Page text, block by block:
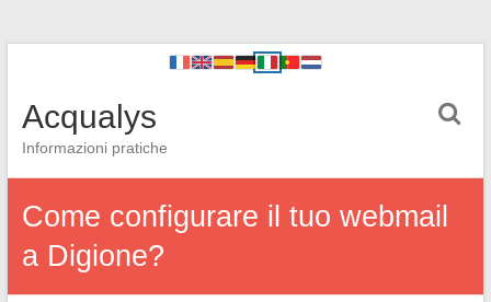
Acqualys
Informazioni pratiche
Come configurare il tuo webmail
a Digione?